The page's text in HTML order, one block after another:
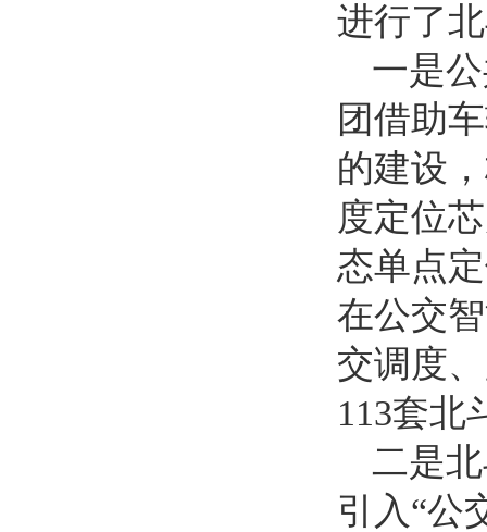
进行了
一是
团借助
的建设
度定位
态单点
在公交
交调度
113套北
二是
引入“公